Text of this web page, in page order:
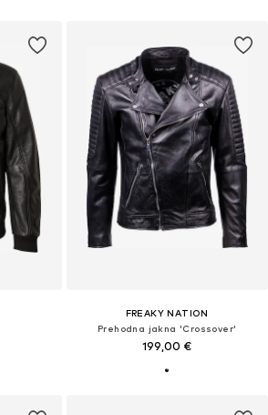
FREAKY NATION
Prehodna jakna 'Crossover'
199,00 €